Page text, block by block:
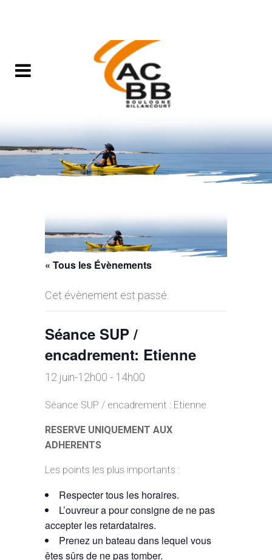
« Tous les Évènements
Cet évènement est passé.
Séance SUP /
encadrement: Etienne
12 juin-12h00 - 14h00
Séance SUP / encadrement : Etienne
RESERVE UNIQUEMENT AUX
ADHERENTS
Les points les plus importants :
Respecter tous les horaires.
L’ouvreur a pour consigne de ne pas
accepter les retardataires.
Prenez un bateau dans lequel vous
êtes sûrs de ne pas tomber.